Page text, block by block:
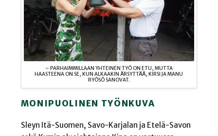
– PARHAIMMILLAAN YHTEINEN TYÖ ON ETU, MUTTA
HAASTEENA ON SE, KUN ALKAAKIN ÄRSYTTÄÄ, KIRSI JA MANU
RYÖSÖ SANOVAT.
MONIPUOLINEN TYÖNKUVA
Sleyn Itä-Suomen, Savo-Karjalan ja Etelä-Savon